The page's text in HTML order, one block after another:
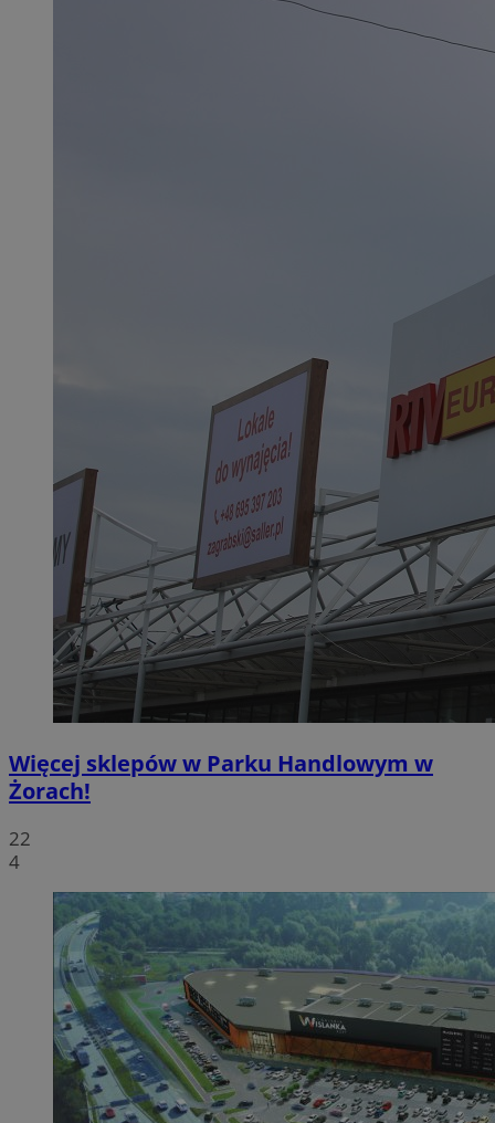
Więcej sklepów w Parku Handlowym w
Żorach!
22
4